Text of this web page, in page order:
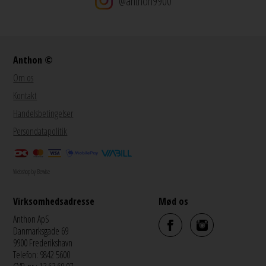
Anthon ©
Om os
Kontakt
Handelsbetingelser
Persondatapolitik
Webshop by Bewise
Virksomhedsadresse
Anthon ApS
Danmarksgade 69
9900 Frederikshavn
Telefon: 9842 5600
Mød os